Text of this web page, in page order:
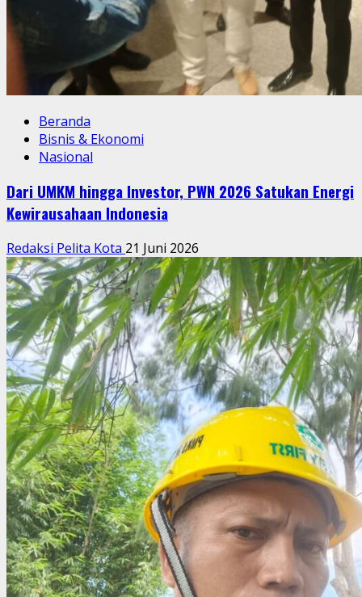
Beranda
Bisnis & Ekonomi
Nasional
Dari UMKM hingga Investor, PWN 2026 Satukan Energi
Kewirausahaan Indonesia
Redaksi Pelita Kota 21 Juni 2026